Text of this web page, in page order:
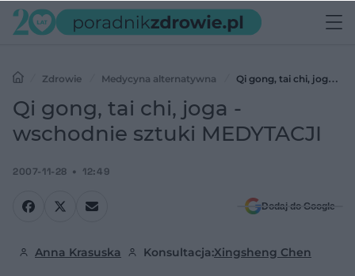
Zdrowie Medycyna alternatywna
Qi gong, tai chi, joga -
wschodnie sztuki MEDYTACJI
Qi gong, tai chi, joga -
wschodnie sztuki MEDYTACJI
2007-11-28 12:49
Dodaj do Google
Anna Krasuska Konsultacja:Xingsheng Chen